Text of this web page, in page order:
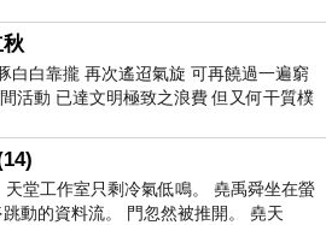
華盛頓的私刑教育3，同樣
手住在小鎮過著平凡生活，
是小女孩，不然像是跟居
戲為主，文戲本身拍得頗
白白靠攏 再次遙迢氣旋 可再饒過一遍窮
活動 已達文明極致之浪費 但又何干質樸
白陪葬
堂工作室只剩冷氣低鳴。 堯禹舜坐在螢
動的資料流。 門忽然被推開。 堯天